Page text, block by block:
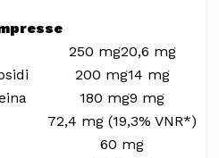
250 mg20,6 mg
200 mg14 mg
180 mg9 mg
72,4 mg (19,3% VNR*)
60 mg